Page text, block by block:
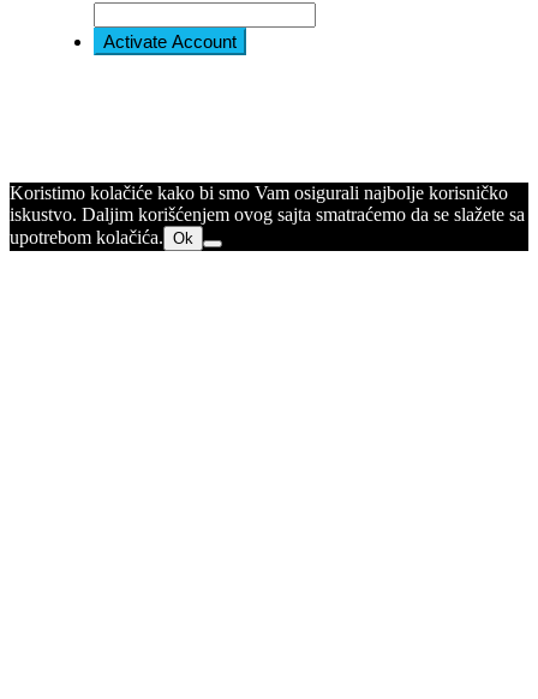
Koristimo kolačiće kako bi smo Vam osigurali najbolje korisničko
iskustvo. Daljim korišćenjem ovog sajta smatraćemo da se slažete sa
upotrebom kolačića. Ok